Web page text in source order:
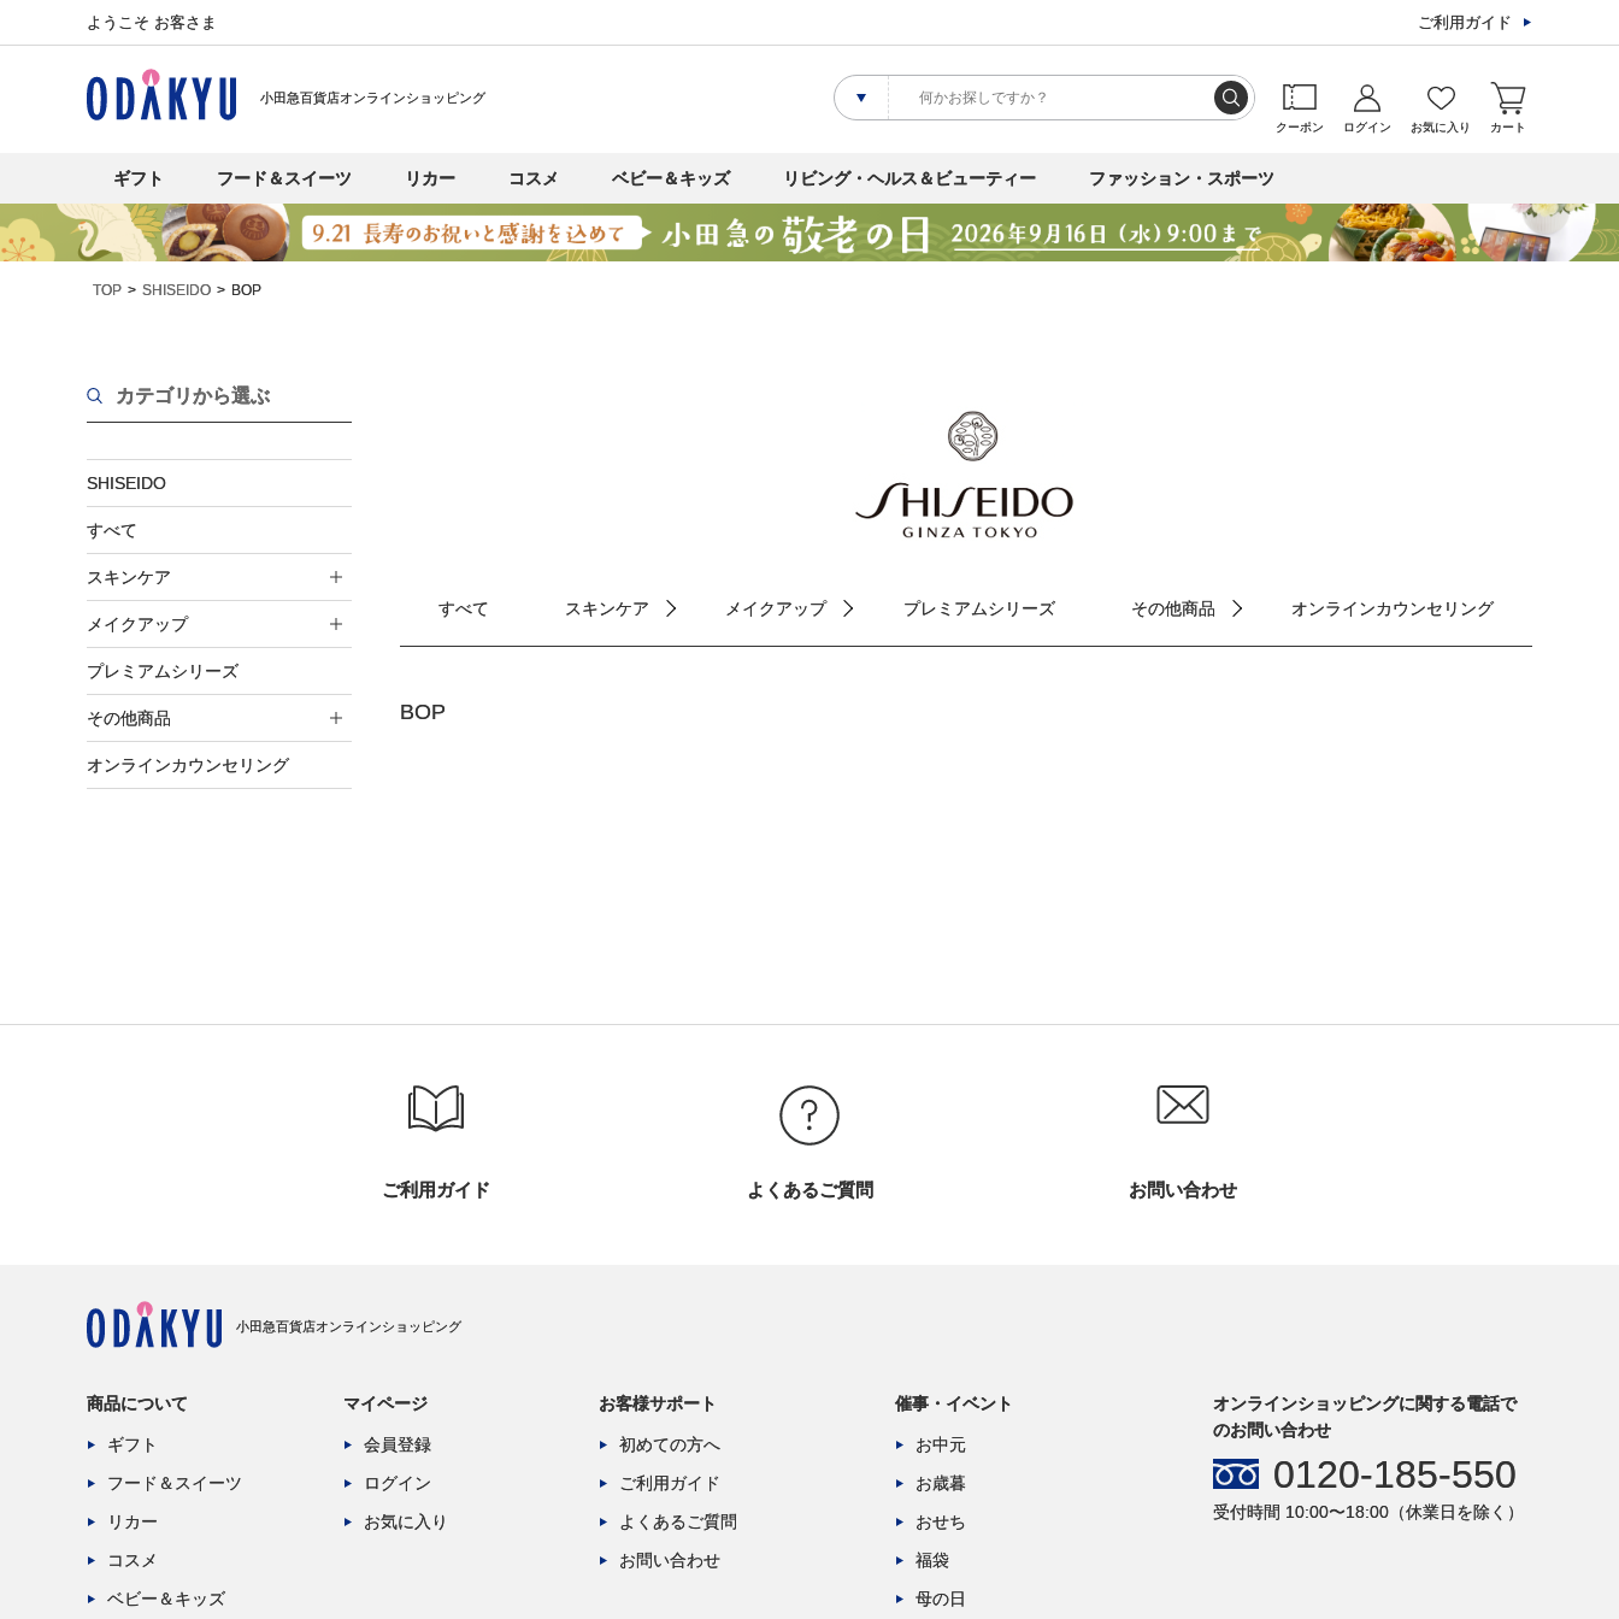
ようこそ お客さま ご利用ガイド
小田急百貨店オンラインショッピング
クーポン ログイン お気に入り カート
ギフト フード＆スイーツ リカー コスメ ベビー＆キッズ リビング・ヘルス＆ビューティー ファッション・スポーツ
TOP SHISEIDO BOP
カテゴリから選ぶ
SHISEIDO
すべて
スキンケア
メイクアップ
プレミアムシリーズ
その他商品
オンラインカウンセリング
すべて スキンケア メイクアップ プレミアムシリーズ その他商品 オンラインカウンセリング
BOP
ご利用ガイド よくあるご質問 お問い合わせ
小田急百貨店オンラインショッピング
商品について
ギフト
フード＆スイーツ
リカー
コスメ
ベビー＆キッズ
マイページ
会員登録
ログイン
お気に入り
お客様サポート
初めての方へ
ご利用ガイド
よくあるご質問
お問い合わせ
催事・イベント
お中元
お歳暮
おせち
福袋
母の日
オンラインショッピングに関する電話で
のお問い合わせ
0120-185-550
受付時間 10:00〜18:00（休業日を除く）